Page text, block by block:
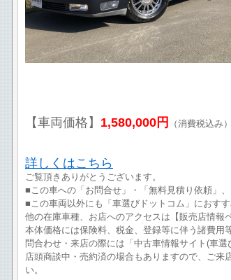
【車両価格】 1,580,000円 （消費税込み）
詳しくはこちら
ご覧頂きありがとうございます。
■この車への「お問合せ」・「無料見積り依頼」
■この車両以外にも「車選びドットコム」におす
他の在庫車種、お店へのアクセスは【販売店情報
本体価格には保険料、税金、登録等に伴う諸費用
問合わせ・来店の際には「中古車情報サイト(車選
店頭商談中・売約済の場合もありますので、ご来
い。